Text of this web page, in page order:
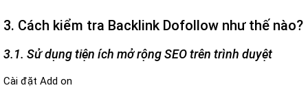
3. Cách kiểm tra Backlink Dofollow như thế nào?
3.1. Sử dụng tiện ích mở rộng SEO trên trình duyệt
Cài đặt Add on